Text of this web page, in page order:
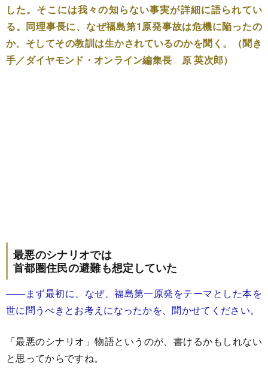
した。そこには我々の知らない事実が詳細に語られてい
る。同理事長に、なぜ福島第1原発事故は危機に陥ったの
か、そしてその教訓は生かされているのかを聞く。（聞き
手／ダイヤモンド・オンライン編集長 原 英次郎）
最悪のシナリオでは
首都圏住民の避難も想定していた
――まず最初に、なぜ、福島第一原発をテーマとした本を
世に問うべきとお考えになったかを、聞かせてください。
「最悪のシナリオ」物語というのが、書けるかもしれない
と思ってからですね。